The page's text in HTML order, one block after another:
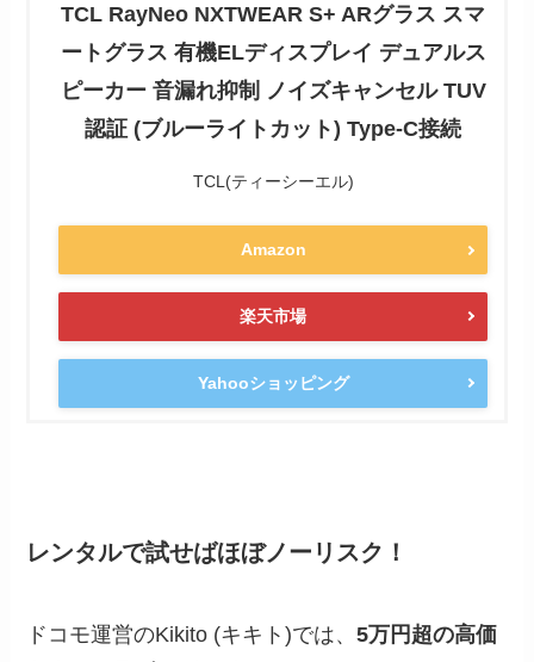
TCL RayNeo NXTWEAR S+ ARグラス スマ
ートグラス 有機ELディスプレイ デュアルス
ピーカー 音漏れ抑制 ノイズキャンセル TUV
認証 (ブルーライトカット) Type-C接続
TCL(ティーシーエル)
Amazon
楽天市場
Yahooショッピング
レンタルで試せばほぼノーリスク！
ドコモ運営のKikito (キキト)では、5万円超の高価